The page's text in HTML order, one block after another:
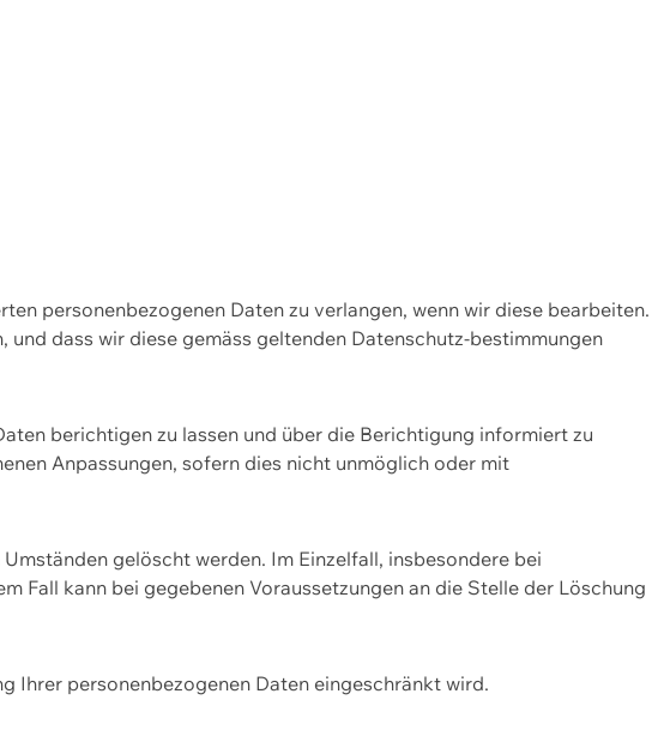
personenbezogenen Daten zu verlangen, wenn wir diese bearbeiten.
dass wir diese gemäss geltenden Datenschutz-bestimmungen
berichtigen zu lassen und über die Berichtigung informiert zu
Anpassungen, sofern dies nicht unmöglich oder mit
gelöscht werden. Im Einzelfall, insbesondere bei
Fall kann bei gegebenen Voraussetzungen an die Stelle der Löschung
Ihrer personenbezogenen Daten eingeschränkt wird.